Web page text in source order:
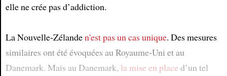
elle ne crée pas d’addiction.
La Nouvelle-Zélanden'est pas un cas unique. Des mesures
similaires ont été évoquées au Royaume-Uni et au
Danemark. Mais au Danemark, la mise en place d’un tel